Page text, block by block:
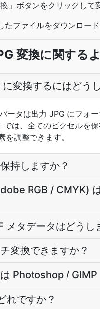
」ボタンをクリックして
たファイルをダウンロー
変換に関する
変換するにはどう
ータは出力 JPG にフォ
は、全てのピクセルを
調整できます。
持しますか？
RGB / CMYK)
メタデータはどうし
変換できますか？
Photoshop / GIMP
れですか？